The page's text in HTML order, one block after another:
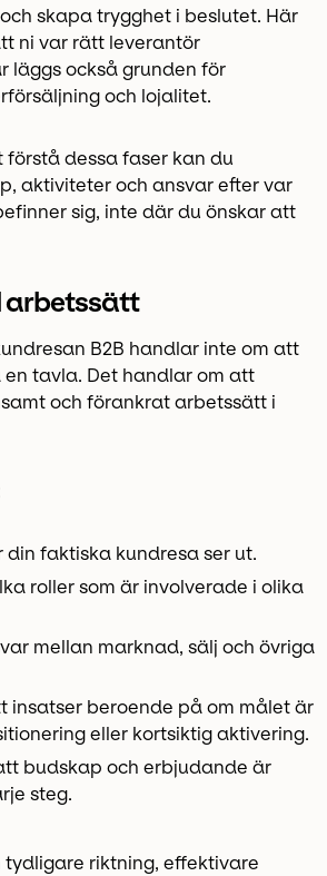
skapa trygghet i beslutet. Här
ni var rätt leverantör
läggs också grunden för
och lojalitet.
förstå dessa faser kan du
aktiviteter och ansvar efter var
sig, inte där du önskar att
arbetssätt
B2B handlar inte om att
tavla. Det handlar om att
och förankrat arbetssätt i
din faktiska kundresa ser ut.
roller som är involverade i olika
mellan marknad, sälj och övriga
insatser beroende på om målet är
eller kortsiktig aktivering.
budskap och erbjudande är
steg.
tydligare riktning, effektivare